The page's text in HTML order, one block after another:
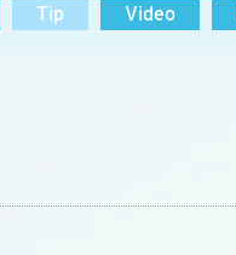
Tip Video